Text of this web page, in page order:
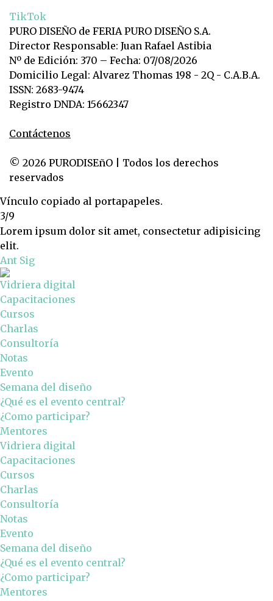
TikTok
PURO DISEÑO de FERIA PURO DISEÑO S.A.
Director Responsable: Juan Rafael Astibia
Nº de Edición: 370 – Fecha: 07/08/2026
Domicilio Legal: Alvarez Thomas 198 - 2Q - C.A.B.A.
ISSN: 2683-9474
Registro DNDA: 15662347
Contáctenos
© 2026 PURODISEñO | Todos los derechos
reservados
Vínculo copiado al portapapeles.
3/9
Lorem ipsum dolor sit amet, consectetur adipisicing
elit.
Ant Sig
Vidriera digital
Capacitaciones
Cursos
Charlas
Consultoría
Notas
Evento
Semana del diseño
¿Qué es el evento central?
¿Como participar?
Mentores
Vidriera digital
Capacitaciones
Cursos
Charlas
Consultoría
Notas
Evento
Semana del diseño
¿Qué es el evento central?
¿Como participar?
Mentores